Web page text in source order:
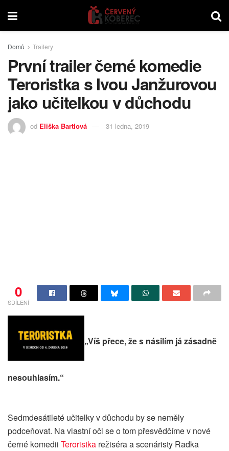
Domů Trailery
První trailer černé komedie
Teroristka s Ivou Janžurovou
jako učitelkou v důchodu
od Eliška Bartlová 31 ledna, 2019
0
SDÍLENÍ
„Víš přece, že s násilím já zásadně
nesouhlasím.“
Sedmdesátileté učitelky v důchodu by se neměly
podceňovat. Na vlastní oči se o tom přesvědčíme v nové
černé komedii Teroristka režiséra a scenáristy Radka